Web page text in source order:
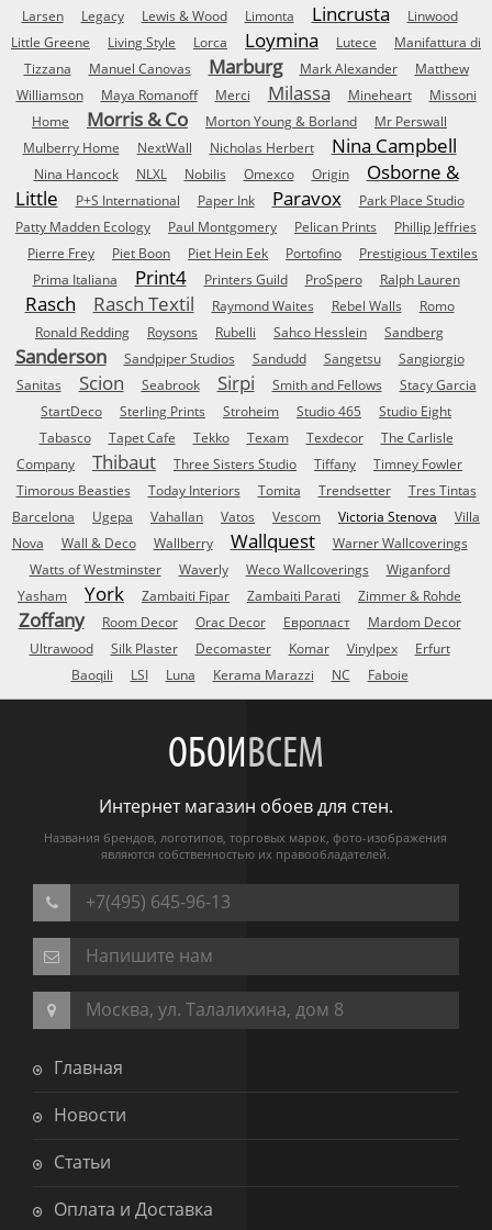
Larsen
Legacy Lewis & Wood Limonta Lincrusta
Linwood
Little Greene
Living Style Lorca Loymina Lutece
Manifattura di
Tizzana
Manuel Canovas Marburg Mark Alexander
Matthew
Williamson
Maya Romanoff Merci Milassa Mineheart
Missoni
Home
Morris & Co Morton Young & Borland
Mr Perswall
Mulberry Home
NextWall Nicholas Herbert Nina Campbell
Nina Hancock NLXL Nobilis Omexco Origin
Osborne &
Little
P+S International Paper Ink Paravox
Park Place Studio
Patty Madden Ecology
Paul Montgomery Pelican Prints
Phillip Jeffries
Pierre Frey
Piet Boon Piet Hein Eek Portofino
Prestigious Textiles
Prima Italiana
Print4 Printers Guild ProSpero Ralph Lauren
Rasch Rasch Textil Raymond Waites Rebel Walls
Romo
Ronald Redding
Roysons Rubelli Sahco Hesslein Sandberg
Sanderson Sandpiper Studios Sandudd Sangetsu
Sangiorgio
Sanitas
Scion Seabrook Sirpi Smith and Fellows
Stacy Garcia
StartDeco
Sterling Prints Stroheim Studio 465
Studio Eight
Tabasco
Tapet Cafe Tekko Texam Texdecor
The Carlisle
Company
Thibaut Three Sisters Studio Tiffany
Timney Fowler
Timorous Beasties
Today Interiors Tomita Trendsetter
Tres Tintas
Barcelona
Ugepa Vahallan Vatos Vescom Victoria Stenova
Villa
Nova
Wall & Deco Wallberry Wallquest
Warner Wallcoverings
Watts of Westminster
Waverly Weco Wallcoverings
Wiganford
Yasham
York Zambaiti Fipar Zambaiti Parati Zimmer & Rohde
Zoffany Room Decor Orac Decor Европласт
Mardom Decor
Ultrawood
Silk Plaster Decomaster Komar Vinylpex
Erfurt
Baoqili
LSI Luna Kerama Marazzi NC Faboie
ОБОИВСЕМ
Интернет магазин обоев для стен.
Названия брендов, логотипов, торговых марок, фото-изображения
являются собственностью их правообладателей.
+7(495) 645-96-13
Напишите нам
Москва, ул. Талалихина, дом 8
Главная
Новости
Статьи
Оплата и Доставка